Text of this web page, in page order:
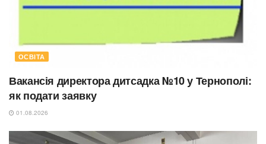
ОСВІТА
Вакансія директора дитсадка №10 у Тернополі:
як подати заявку
01.08.2026